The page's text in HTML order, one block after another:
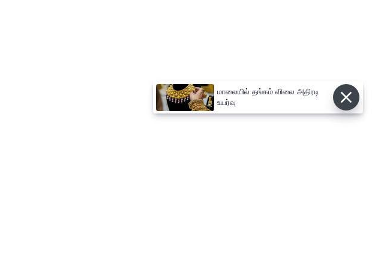
மாலையில் தங்கம் விலை அதிரடி
உயர்வு